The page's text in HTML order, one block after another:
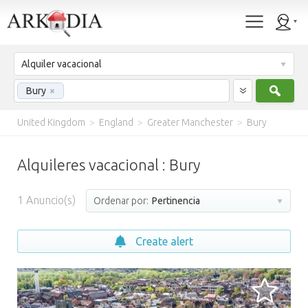
Alquiler vacacional
Bury ×
United Kingdom > England > Greater Manchester > Bury
Alquileres vacacional : Bury
1 Anuncio(s) Ordenar por: Pertinencia
Create alert